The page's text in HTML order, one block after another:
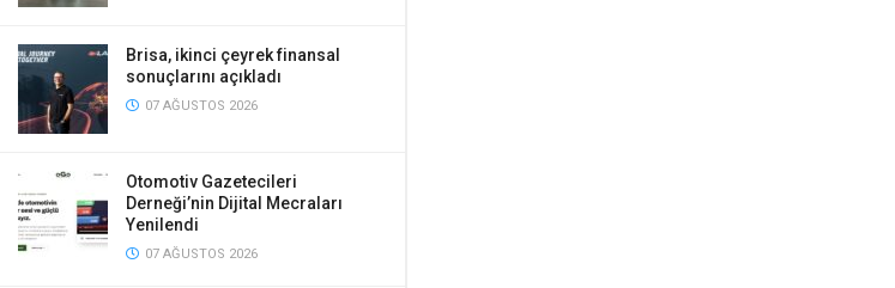
Brisa, ikinci çeyrek finansal
sonuçlarını açıkladı
07 AĞUSTOS 2026
Otomotiv Gazetecileri
Derneği’nin Dijital Mecraları
Yenilendi
07 AĞUSTOS 2026